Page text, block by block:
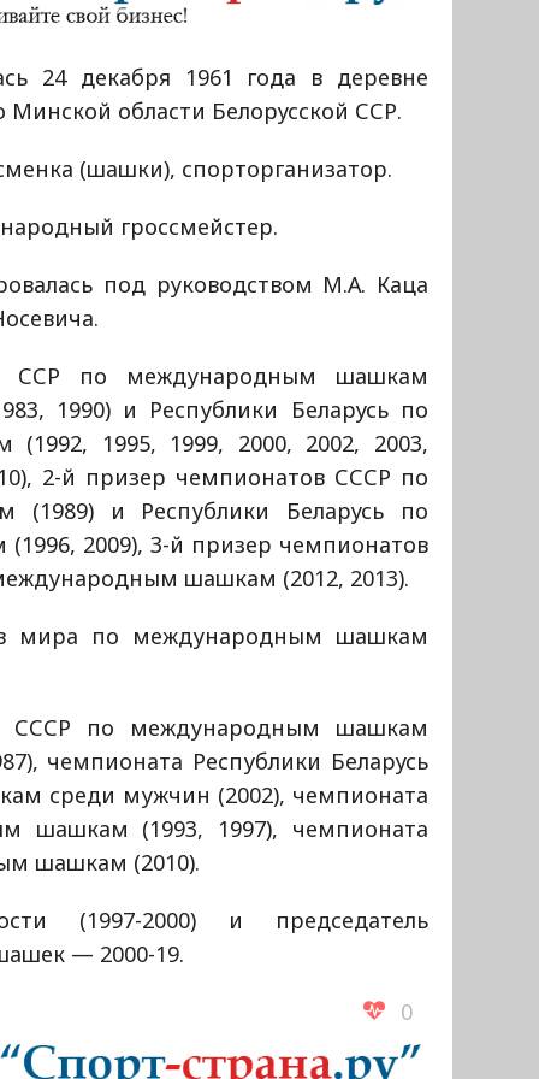
24 декабря 1961 года в деревне
Минской области Белорусской ССР.
(шашки), спорторганизатор.
гроссмейстер.
под руководством М.А. Каца
ССР по международным шашкам
1990) и Республики Беларусь по
1995, 1999, 2000, 2002, 2003,
2-й призер чемпионатов СССР по
и Республики Беларусь по
2009), 3-й призер чемпионатов
шашкам (2012, 2013).
мира по международным шашкам
СССР по международным шашкам
чемпионата Республики Беларусь
среди мужчин (2002), чемпионата
шашкам (1993, 1997), чемпионата
шашкам (2010).
(1997-2000) и председатель
— 2000-19.
0